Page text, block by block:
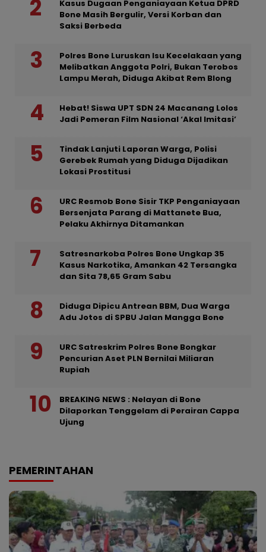
Kasus Dugaan Penganiayaan Ketua DPRD
Bone Masih Bergulir, Versi Korban dan
Saksi Berbeda
Polres Bone Luruskan Isu Kecelakaan yang
Melibatkan Anggota Polri, Bukan Terobos
Lampu Merah, Diduga Akibat Rem Blong
Hebat! Siswa UPT SDN 24 Macanang Lolos
Jadi Pemeran Film Nasional ‘Akal Imitasi’
Tindak Lanjuti Laporan Warga, Polisi
Gerebek Rumah yang Diduga Dijadikan
Lokasi Prostitusi
URC Resmob Bone Sisir TKP Penganiayaan
Bersenjata Parang di Mattanete Bua,
Pelaku Akhirnya Ditamankan
Satresnarkoba Polres Bone Ungkap 35
Kasus Narkotika, Amankan 42 Tersangka
dan Sita 78,65 Gram Sabu
Diduga Dipicu Antrean BBM, Dua Warga
Adu Jotos di SPBU Jalan Mangga Bone
URC Satreskrim Polres Bone Bongkar
Pencurian Aset PLN Bernilai Miliaran
Rupiah
BREAKING NEWS : Nelayan di Bone
Dilaporkan Tenggelam di Perairan Cappa
Ujung
PEMERINTAHAN